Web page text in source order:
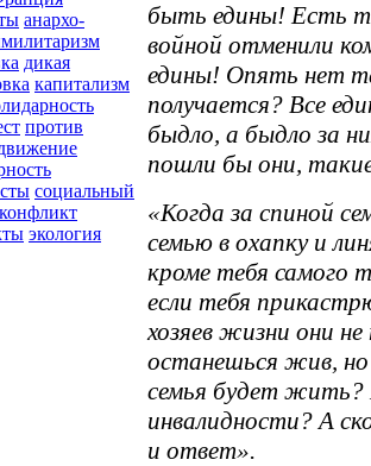
анархо-
дикая
капитализм
против
социальный
экология
быть едины! Есть
войной отменили
едины! Опять нет
получается? Все
быдло, а быдло за
пошли бы они,
«Когда за спиной
семью в охапку и
кроме тебя самого
если тебя
хозяев жизни они
останешься жив,
семья будет жить?
инвалидности? А
и ответ».